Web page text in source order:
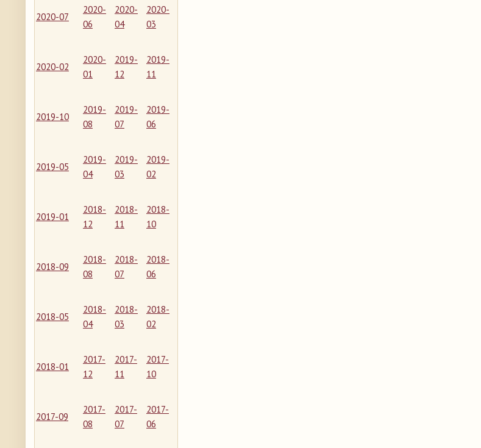
2020-07
2020-
06
2020-
04
2020-
03
2020-02
2020-
01
2019-
12
2019-
11
2019-10
2019-
08
2019-
07
2019-
06
2019-05
2019-
04
2019-
03
2019-
02
2019-01
2018-
12
2018-
11
2018-
10
2018-09
2018-
08
2018-
07
2018-
06
2018-05
2018-
04
2018-
03
2018-
02
2018-01
2017-
12
2017-
11
2017-
10
2017-09
2017-
08
2017-
07
2017-
06